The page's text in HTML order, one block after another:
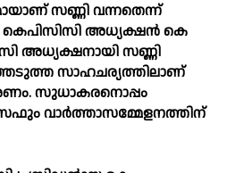
സണ്ണി വന്നതെന്ന്
അധ്യക്ഷന്‍ കെ
അധ്യക്ഷനായി സണ്ണി
സാഹചര്യത്തിലാണ്
സുധാകരനൊപ്പം
വാര്‍ത്താസമ്മേളനത്തിന്